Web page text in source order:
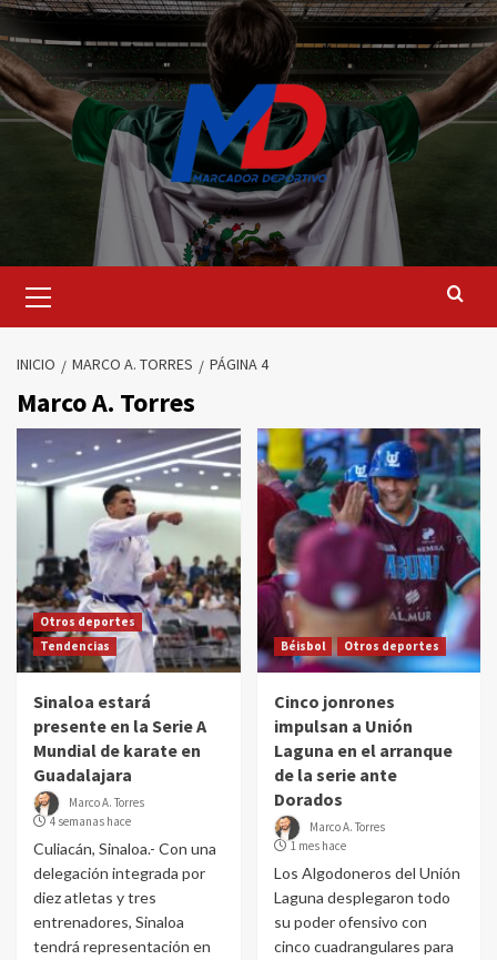
Saltar
al
contenido
principal
INICIO MARCO A. TORRES PÁGINA 4
Marco A. Torres
Otros deportes
Tendencias
Sinaloa estará
presente en la Serie A
Mundial de karate en
Guadalajara
Marco A. Torres
4 semanas hace
Culiacán, Sinaloa.- Con una
delegación integrada por
diez atletas y tres
entrenadores, Sinaloa
tendrá representación en
Béisbol Otros deportes
Cinco jonrones
impulsan a Unión
Laguna en el arranque
de la serie ante
Dorados
Marco A. Torres
1 mes hace
Los Algodoneros del Unión
Laguna desplegaron todo
su poder ofensivo con
cinco cuadrangulares para